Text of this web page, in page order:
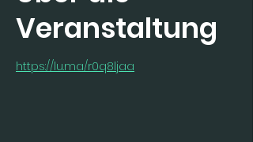
Veranstaltung
https://lu.ma/r0q8ljaa